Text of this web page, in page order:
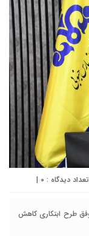
۰ |
طرح ابتکاری کاهش